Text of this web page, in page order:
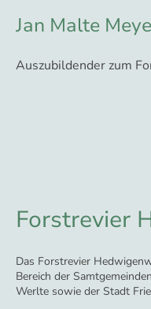
Jan Malte
Auszubildender zum
Forstrevier
Das Forstrevier
Bereich der
Werlte sowie der Stadt